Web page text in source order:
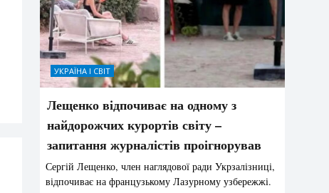
УКРАЇНА І СВІТ
Лещенко відпочиває на одному з
найдорожчих курортів світу –
запитання журналістів проігнорував
Сергій Лещенко, член наглядової ради Укрзалізниці,
відпочиває на французькому Лазурному узбережжі.